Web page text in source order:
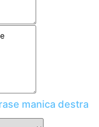
manica destra